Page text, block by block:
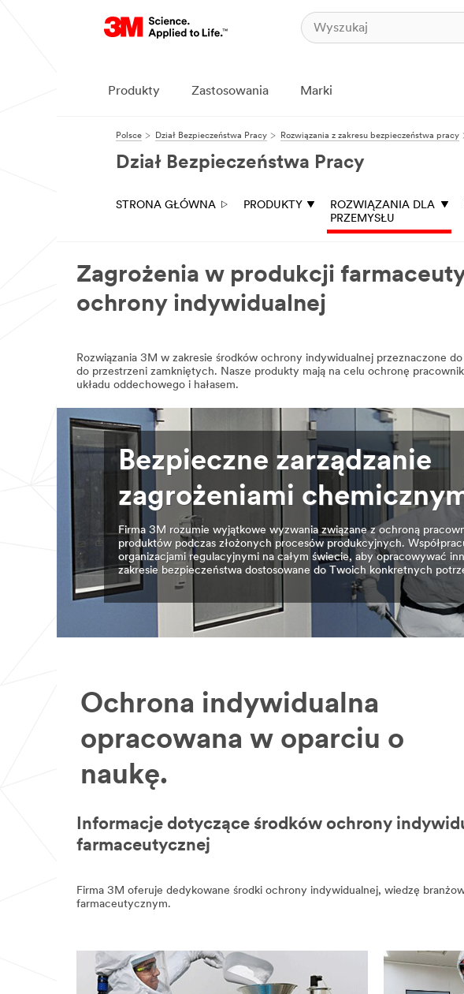
Produkty Zastosowania Marki
Polsce Dział Bezpieczeństwa Pracy Rozwiązania z zakresu bezpieczeństwa pracy
Dział Bezpieczeństwa Pracy
STRONA GŁÓWNA PRODUKTY
ROZWIĄZANIA DLA
PRZEMYSŁU
Zagrożenia w produkcji
ochrony indywidualnej
Rozwiązania 3M w zakresie środków ochrony indywidualnej przeznaczone
do przestrzeni zamkniętych. Nasze produkty mają na celu ochronę
układu oddechowego i hałasem.
Bezpieczne zarządzanie
zagrożeniami
Firma 3M rozumie wyjątkowe wyzwania związane z ochroną
produktów podczas złożonych procesów produkcyjnych.
organizacjami regulacyjnymi na całym świecie, aby opracowywać
zakresie bezpieczeństwa dostosowane do Twoich konkretnych
Ochrona indywidualna
opracowana w oparciu o
naukę.
Informacje dotyczące środków ochrony
farmaceutycznej
Firma 3M oferuje dedykowane środki ochrony indywidualnej, wiedzę
farmaceutycznym.
Video Transcript